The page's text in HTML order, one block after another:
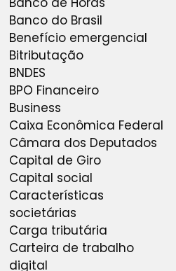
Banco do Brasil
Benefício emergencial
Bitributação
BNDES
BPO Financeiro
Business
Caixa Econômica Federal
Câmara dos Deputados
Capital de Giro
Capital social
Características
societárias
Carga tributária
Carteira de trabalho
digital